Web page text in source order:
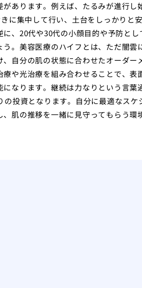
あります。例えば、たるみが進行し
に集中して行い、土台をしっかりと
、20代や30代の小顔目的や予防と
。美容医療のハイフとは、ただ闇雲
自分の肌の状態に合わせたオーダー
や光治療を組み合わせることで、表
なります。継続は力なりという言葉
投資となります。自分に最適なス
肌の推移を一緒に見守ってもらう環